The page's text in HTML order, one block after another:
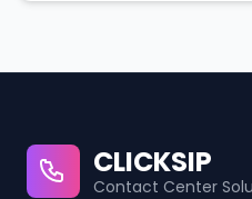
CLICKSIP
Contact Center